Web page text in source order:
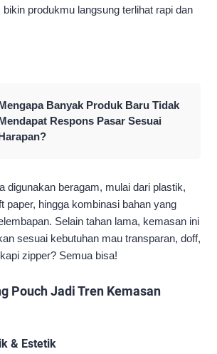
produkmu langsung terlihat rapi dan
Banyak Produk Baru Tidak
Respons Pasar Sesuai
digunakan beragam, mulai dari plastik,
paper, hingga kombinasi bahan yang
Selain tahan lama, kemasan ini
sesuai kebutuhan mau transparan, doff,
zipper? Semua bisa!
Pouch Jadi Tren Kemasan
& Estetik